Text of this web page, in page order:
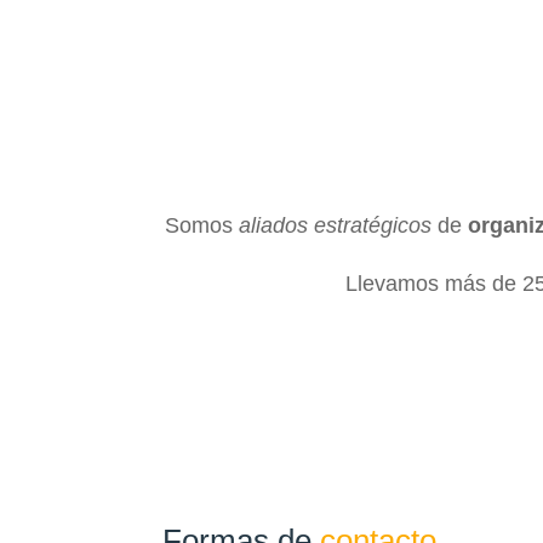
Somos aliados estratégicos de
Llevamos más de